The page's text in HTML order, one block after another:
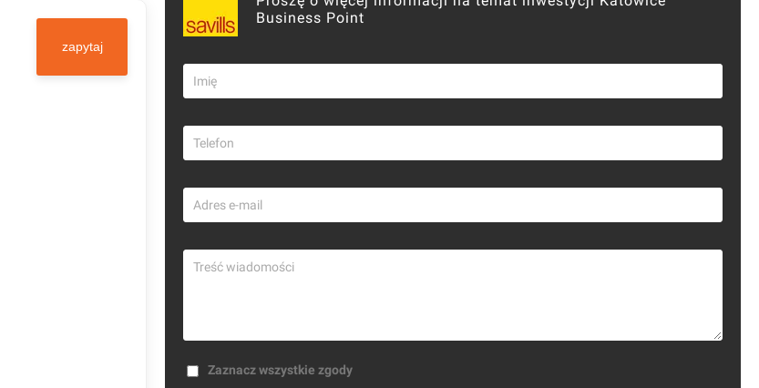
zapytaj
Business Point
Zaznacz wszystkie zgody